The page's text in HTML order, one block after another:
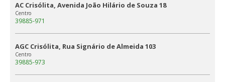
AC Crisólita, Avenida João Hilário de Souza 18
Centro
39885-971
AGC Crisólita, Rua Signário de Almeida 103
Centro
39885-973